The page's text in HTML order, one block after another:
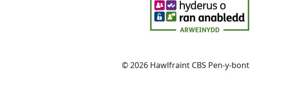
© 2026 Hawlfraint CBS Pen-y-bont